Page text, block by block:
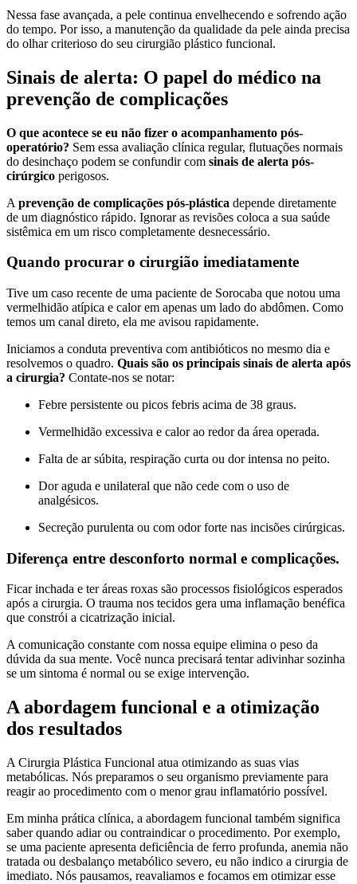
Nessa fase avançada, a pele continua envelhecendo e sofrendo ação
do tempo. Por isso, a manutenção da qualidade da pele ainda precisa
do olhar criterioso do seu cirurgião plástico funcional.
Sinais de alerta: O papel do médico na
prevenção de complicações
O que acontece se eu não fizer o acompanhamento pós-
operatório? Sem essa avaliação clínica regular, flutuações normais
do desinchaço podem se confundir com sinais de alerta pós-
cirúrgico perigosos.
A prevenção de complicações pós-plástica depende diretamente
de um diagnóstico rápido. Ignorar as revisões coloca a sua saúde
sistêmica em um risco completamente desnecessário.
Quando procurar o cirurgião imediatamente
Tive um caso recente de uma paciente de Sorocaba que notou uma
vermelhidão atípica e calor em apenas um lado do abdômen. Como
temos um canal direto, ela me avisou rapidamente.
Iniciamos a conduta preventiva com antibióticos no mesmo dia e
resolvemos o quadro. Quais são os principais sinais de alerta após
a cirurgia? Contate-nos se notar:
Febre persistente ou picos febris acima de 38 graus.
Vermelhidão excessiva e calor ao redor da área operada.
Falta de ar súbita, respiração curta ou dor intensa no peito.
Dor aguda e unilateral que não cede com o uso de
analgésicos.
Secreção purulenta ou com odor forte nas incisões cirúrgicas.
Diferença entre desconforto normal e complicações.
Ficar inchada e ter áreas roxas são processos fisiológicos esperados
após a cirurgia. O trauma nos tecidos gera uma inflamação benéfica
que constrói a cicatrização inicial.
A comunicação constante com nossa equipe elimina o peso da
dúvida da sua mente. Você nunca precisará tentar adivinhar sozinha
se um sintoma é normal ou se exige intervenção.
A abordagem funcional e a otimização
dos resultados
A Cirurgia Plástica Funcional atua otimizando as suas vias
metabólicas. Nós preparamos o seu organismo previamente para
reagir ao procedimento com o menor grau inflamatório possível.
Em minha prática clínica, a abordagem funcional também significa
saber quando adiar ou contraindicar o procedimento. Por exemplo,
se uma paciente apresenta deficiência de ferro profunda, anemia não
tratada ou desbalanço metabólico severo, eu não indico a cirurgia de
imediato. Nós pausamos, reavaliamos e focamos em otimizar esse